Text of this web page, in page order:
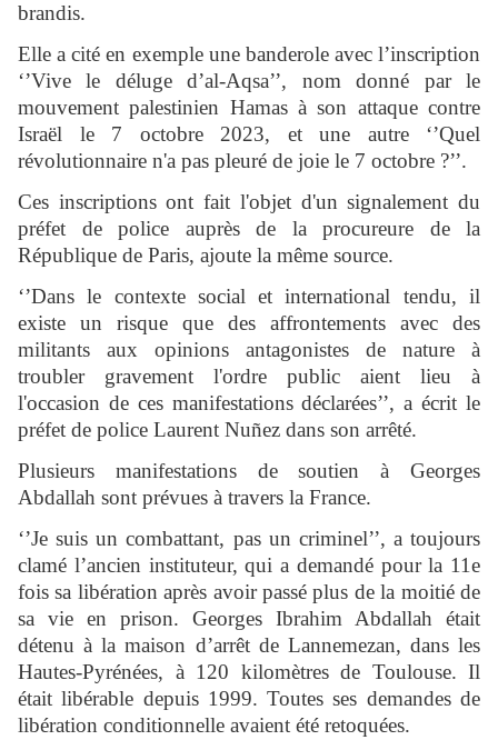
brandis.
Elle a cité en exemple une banderole avec l’inscription
‘’Vive le déluge d’al-Aqsa’’, nom donné par le
mouvement palestinien Hamas à son attaque contre
Israël le 7 octobre 2023, et une autre ‘’Quel
révolutionnaire n'a pas pleuré de joie le 7 octobre ?’’.
Ces inscriptions ont fait l'objet d'un signalement du
préfet de police auprès de la procureure de la
République de Paris, ajoute la même source.
‘’Dans le contexte social et international tendu, il
existe un risque que des affrontements avec des
militants aux opinions antagonistes de nature à
troubler gravement l'ordre public aient lieu à
l'occasion de ces manifestations déclarées’’, a écrit le
préfet de police Laurent Nuñez dans son arrêté.
Plusieurs manifestations de soutien à Georges
Abdallah sont prévues à travers la France.
‘’Je suis un combattant, pas un criminel’’, a toujours
clamé l’ancien instituteur, qui a demandé pour la 11e
fois sa libération après avoir passé plus de la moitié de
sa vie en prison. Georges Ibrahim Abdallah était
détenu à la maison d’arrêt de Lannemezan, dans les
Hautes-Pyrénées, à 120 kilomètres de Toulouse. Il
était libérable depuis 1999. Toutes ses demandes de
libération conditionnelle avaient été retoquées.